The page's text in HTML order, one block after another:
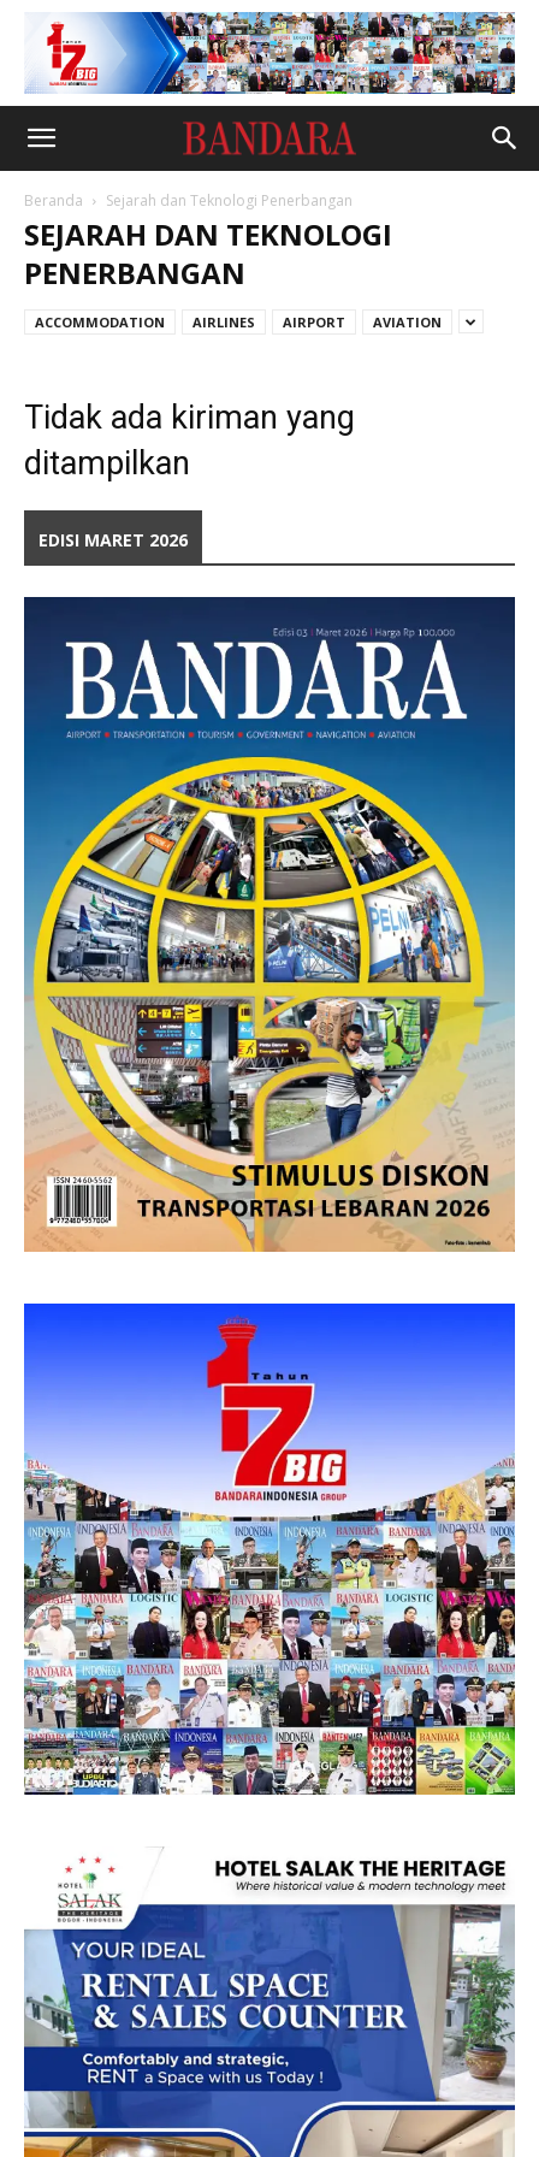
Beranda Sejarah dan Teknologi Penerbangan
SEJARAH DAN TEKNOLOGI
PENERBANGAN
ACCOMMODATION AIRLINES AIRPORT AVIATION
Tidak ada kiriman yang
ditampilkan
EDISI MARET 2026